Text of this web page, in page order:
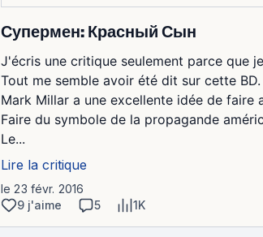
Супермен: Красный Сын
J'écris une critique seulement parce que
Tout me semble avoir été dit sur cette BD.
Mark Millar a une excellente idée de
Faire du symbole de la propagande
Le...
Lire la critique
le 23 févr. 2016
9 j'aime
5 1K